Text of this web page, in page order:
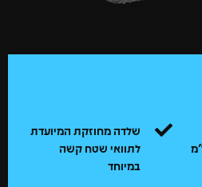
שלדה מחוזקת המיועדת
לתוואי שטח קשה
במיוחד